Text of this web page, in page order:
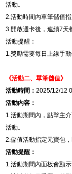
活動。
2.活動時間內單筆儲值
3.開啟週卡後，連續7天
活動提醒：
1.獎勵需要每日上線手
《活動二、單筆儲值》
活動時間：2025/12/12
活動內容：
1.活動期間內，點擊主
活動。
2.儲值活動指定元寶包，
活動提醒：
1.活動期間內面板會顯